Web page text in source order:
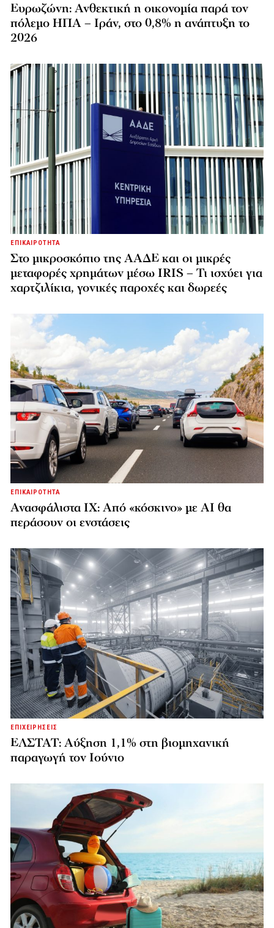
Ευρωζώνη: Ανθεκτική η οικονομία παρά τον
πόλεμο ΗΠΑ – Ιράν, στο 0,8% η ανάπτυξη το
2026
ΕΠΙΚΑΙΡΟΤΗΤΑ
Στο μικροσκόπιο της ΑΑΔΕ και οι μικρές
μεταφορές χρημάτων μέσω IRIS – Τι ισχύει για
χαρτζιλίκια, γονικές παροχές και δωρεές
ΕΠΙΚΑΙΡΟΤΗΤΑ
Ανασφάλιστα ΙΧ: Από «κόσκινο» με AI θα
περάσουν οι ενστάσεις
ΕΠΙΧΕΙΡΗΣΕΙΣ
ΕΛΣΤΑΤ: Αύξηση 1,1% στη βιομηχανική
παραγωγή τον Ιούνιο